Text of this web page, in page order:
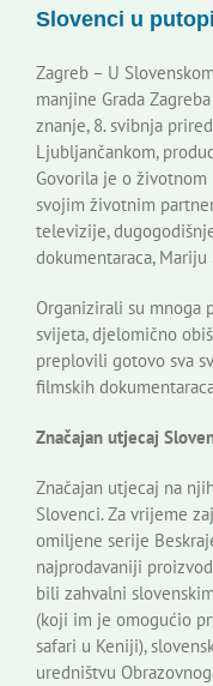
Korisne informacije
Slovenci u
Zagreb – U
manjine Grada
znanje, 8. svibnja
Ljubljančankom,
Govorila je o
svojim životnim
televizije,
dokumentaraca,
Organizirali su mnoga
svijeta, djelomično
preplovili gotovo sva
filmskih
Značajan utjecaj
Značajan utjecaj na
Slovenci. Za vrijeme
omiljene serije
najprodavaniji
bili zahvalni
(koji im je omogućio
safari u Keniji),
uredništvu